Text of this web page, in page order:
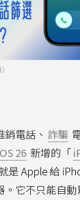
電話、 詐騙
26 新增的「
是 Apple 給
。它不只能自動